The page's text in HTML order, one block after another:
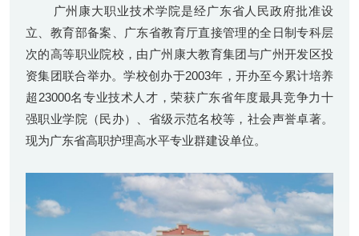
广州康大职业技术学院是经广东省人民政府批准设
立、教育部备案、广东省教育厅直接管理的全日制专科层
次的高等职业院校，由广州康大教育集团与广州开发区投
资集团联合举办。学校创办于2003年，开办至今累计培养
超23000名专业技术人才，荣获广东省年度最具竞争力十
强职业学院（民办）、省级示范名校等，社会声誉卓著。
现为广东省高职护理高水平专业群建设单位。